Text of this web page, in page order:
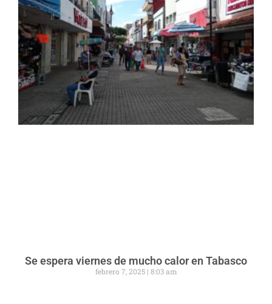
Se espera viernes de mucho calor en Tabasco
febrero 7, 2025 8:03 am